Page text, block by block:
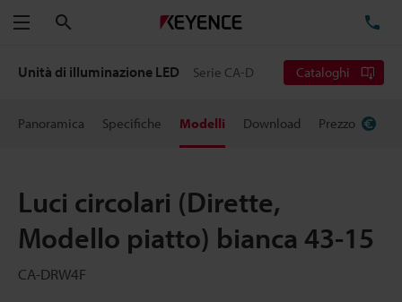
Menu
Unità di illuminazione LED Serie CA-D Cataloghi
Panoramica Specifiche Modelli Download Prezzo
Luci circolari (Dirette,
Modello piatto) bianca 43-15
CA-DRW4F